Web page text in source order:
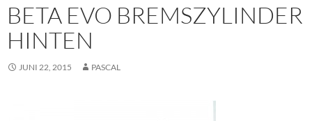
BETA EVO BREMSZYLINDER
HINTEN
JUNI 22, 2015 PASCAL